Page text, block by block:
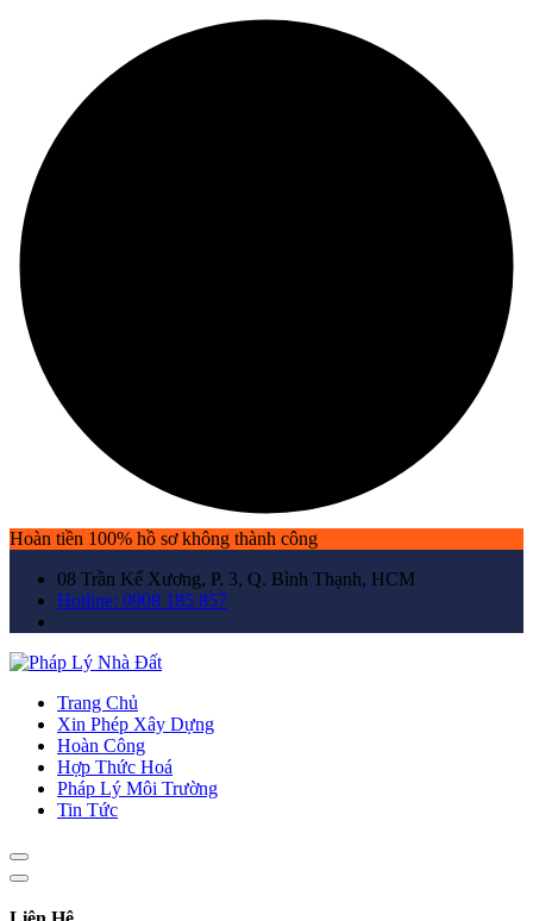
Hoàn tiền 100% hồ sơ không thành công
08 Trần Kế Xương, P. 3, Q. Bình Thạnh, HCM
Hotline: 0908 185 857
Trang Chủ
Xin Phép Xây Dựng
Hoàn Công
Hợp Thức Hoá
Pháp Lý Môi Trường
Tin Tức